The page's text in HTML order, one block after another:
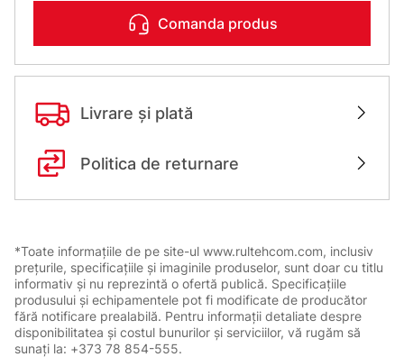
Comanda produs
Livrare și plată
Politica de returnare
*Toate informațiile de pe site-ul www.rultehcom.com, inclusiv
prețurile, specificațiile și imaginile produselor, sunt doar cu titlu
informativ și nu reprezintă o ofertă publică. Specificațiile
produsului și echipamentele pot fi modificate de producător
fără notificare prealabilă. Pentru informații detaliate despre
disponibilitatea și costul bunurilor și serviciilor, vă rugăm să
sunați la: +373 78 854-555.